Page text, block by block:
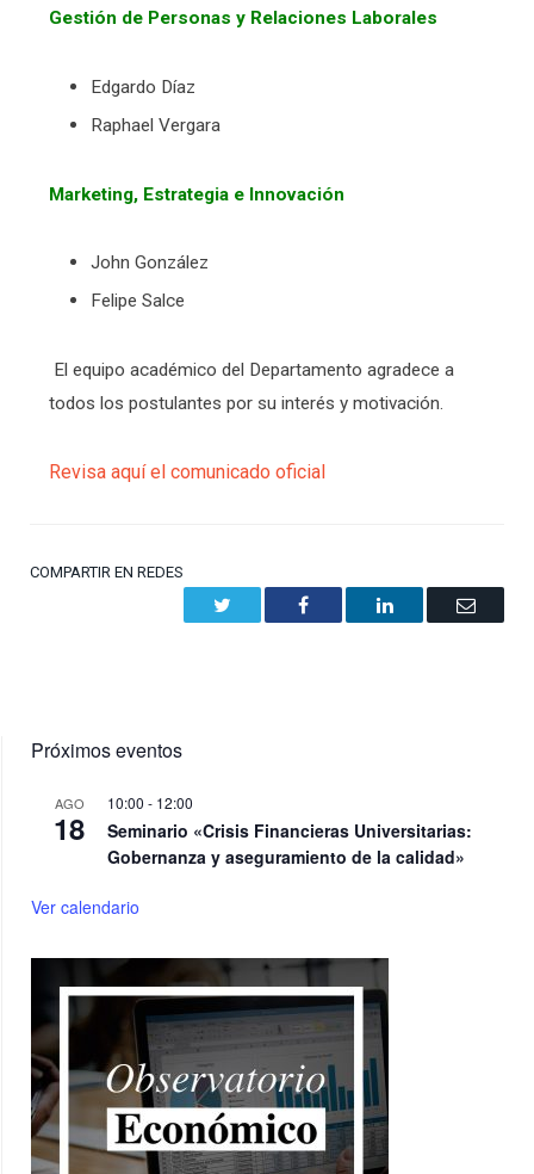
Gestión de Personas y Relaciones Laborales
Edgardo Díaz
Raphael Vergara
Marketing, Estrategia e Innovación
John González
Felipe Salce
El equipo académico del Departamento agradece a
todos los postulantes por su interés y motivación.
Revisa aquí el comunicado oficial
COMPARTIR EN REDES
Facebook LinkedIn Email
Próximos eventos
AGO
18
10:00 - 12:00
Seminario «Crisis Financieras Universitarias:
Gobernanza y aseguramiento de la calidad»
Ver calendario